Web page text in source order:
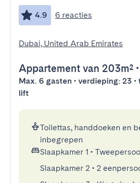
4.9 6 reacties
Dubai, United Arab Emirates
Appartement van 203m² •
Max. 6 gasten • verdieping: 23
lift
Toilettas, handdoeken en
inbegrepen
Slaapkamer 1 •
Slaapkamer 2 • 2